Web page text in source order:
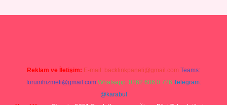
Reklam ve İletişim: E-mail: backlinkpaneli@gmail.com Teams:
forumhizmeti@gmail.com Whatsapp: 0262 606 0 726 Telegram:
@karabul